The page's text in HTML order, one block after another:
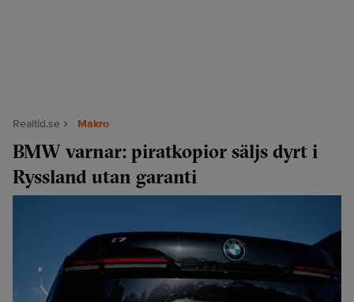
Realtid.se Makro
BMW varnar: piratkopior säljs dyrt i
Ryssland utan garanti